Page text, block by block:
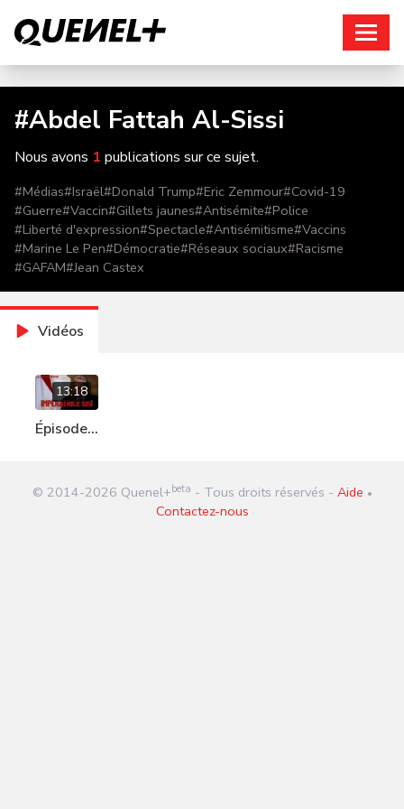
#Abdel Fattah Al-Sissi
Nous avons 1 publications sur ce sujet.
#Médias#Israël#Donald Trump#Eric Zemmour#Covid-19
#Guerre#Vaccin#Gillets jaunes#Antisémite#Police
#Liberté d'expression#Spectacle#Antisémitisme#Vaccins
#Marine Le Pen#Démocratie#Réseaux sociaux#Racisme
#GAFAM#Jean Castex
Vidéos
13:18
Épisode
Sisi
© 2014-2026 Quenel+ beta - Tous droits réservés - Aide •
Contactez-nous